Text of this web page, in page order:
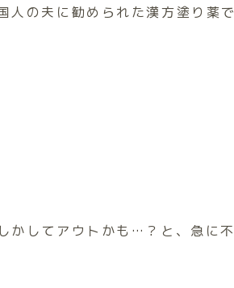
人の夫に勧められた漢方塗り薬で
かしてアウトかも…？と、急に不